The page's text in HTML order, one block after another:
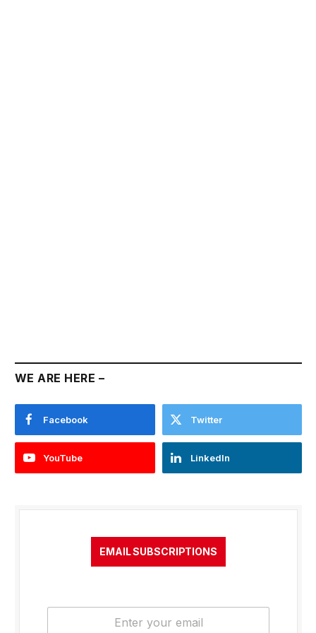
WE ARE HERE –
Facebook Twitter
YouTube LinkedIn
EMAIL SUBSCRIPTIONS
E